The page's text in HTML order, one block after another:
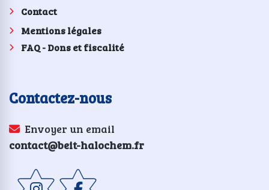
Contact
Mentions légales
FAQ - Dons et fiscalité
Contactez-nous
Envoyer un email
contact@beit-halochem.fr